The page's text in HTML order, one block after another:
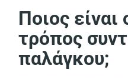
Ποιος είναι
τρόπος
παλάγκου;